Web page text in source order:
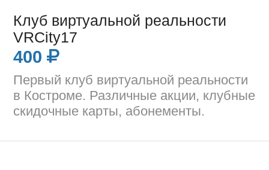
Клуб виртуальной реальности
VRCity17
400
Первый клуб виртуальной реальности
в Костроме. Различные акции, клубные
скидочные карты, абонементы.